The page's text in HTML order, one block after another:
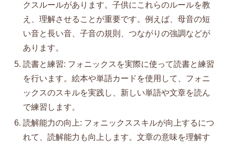
クスルールがあります。子供にこれらのルールを教
え、理解させることが重要です。例えば、母音の短
い音と長い音、子音の規則、つながりの強調などが
あります。
読書と練習: フォニックスを実際に使って読書と練習
を行います。絵本や単語カードを使用して、フォニ
ックスのスキルを実践し、新しい単語や文章を読ん
で練習します。
読解能力の向上: フォニックススキルが向上するにつ
れて、読解能力も向上します。文章の意味を理解す